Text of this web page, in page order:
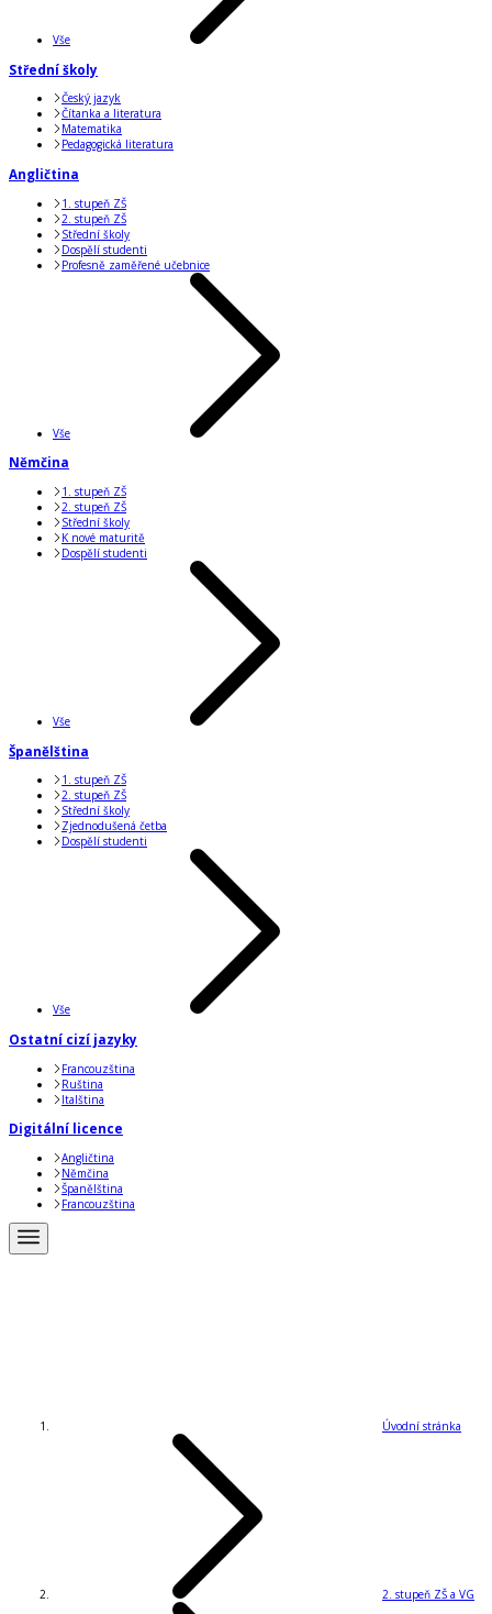
Vše
Střední školy
Český jazyk
Čítanka a literatura
Matematika
Pedagogická literatura
Angličtina
1. stupeň ZŠ
2. stupeň ZŠ
Střední školy
Dospělí studenti
Profesně zaměřené učebnice
Vše
Němčina
1. stupeň ZŠ
2. stupeň ZŠ
Střední školy
K nové maturitě
Dospělí studenti
Vše
Španělština
1. stupeň ZŠ
2. stupeň ZŠ
Střední školy
Zjednodušená četba
Dospělí studenti
Vše
Ostatní cizí jazyky
Francouzština
Ruština
Italština
Digitální licence
Angličtina
Němčina
Španělština
Francouzština
Úvodní stránka
2. stupeň ZŠ a VG